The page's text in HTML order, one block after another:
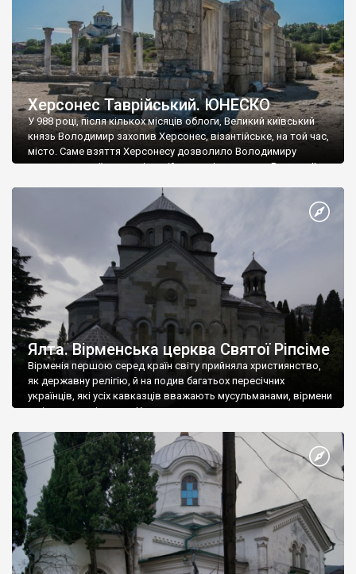
Херсонес Таврійський. ЮНЕСКО
У 988 році, після кількох місяців облоги, Великий київський
князь Володимир захопив Херсонес, візантійське, на той час,
місто. Саме взяття Херсонесу дозволило Володимиру
диктувати свої умови візантійському імператору Василю ІІ, та
Херсонесі Володимир-язичник, став Василем-християнином.
А потім було Хрещення Русі. На честь Херсонесу Таврійського
Ялта. Вірменська церква Святої Ріпсіме
Вірменія першою серед країн світу прийняла християнство,
як державну релігію, й на подив багатьох пересічних
українців, які усіх кавказців вважають мусульманами, вірмени
є відданими вірянами Христа